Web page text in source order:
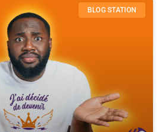
BLOG STATION